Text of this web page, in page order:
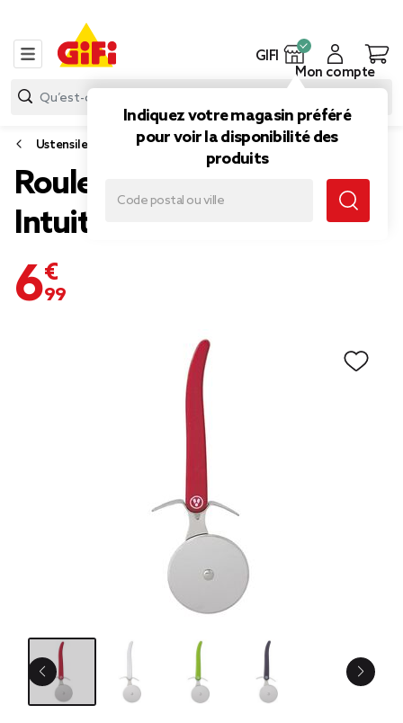
GIFI
Indiquez votre magasin préféré
pour voir la disponibilité des
produits
Mon compte
Ustensile cuisine
Roulette à pizza Laguiole
Intuition
6,99 €